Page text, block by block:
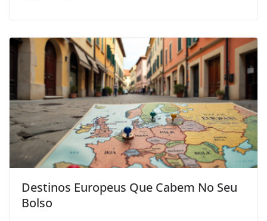
Destinos Europeus Que Cabem No Seu
Bolso